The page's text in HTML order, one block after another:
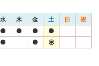
水 木 金 土 日 祝